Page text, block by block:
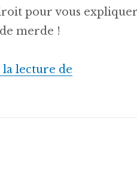
pour vous
merde !
lecture de